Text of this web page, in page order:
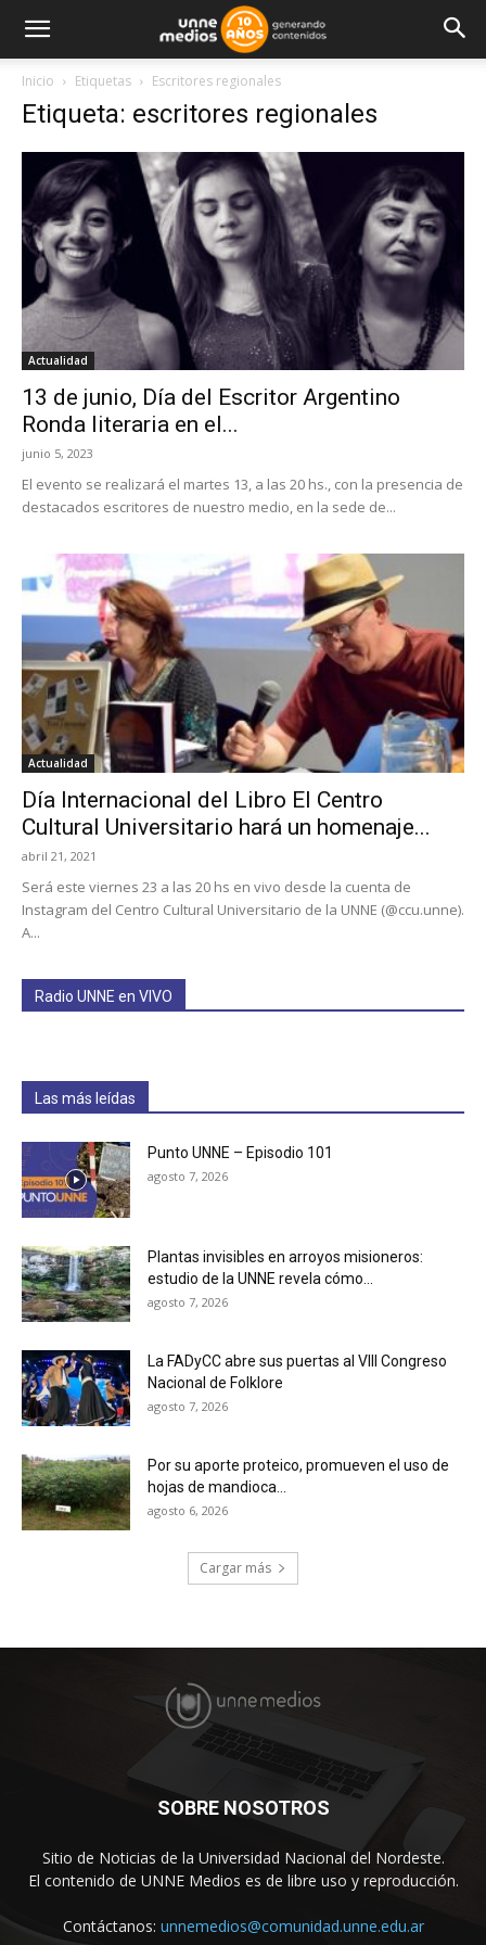
Inicio Etiquetas Escritores regionales
Etiqueta: escritores regionales
Actualidad
13 de junio, Día del Escritor Argentino
Ronda literaria en el...
junio 5, 2023
El evento se realizará el martes 13, a las 20 hs., con la presencia de
destacados escritores de nuestro medio, en la sede de...
Actualidad
Día Internacional del Libro El Centro
Cultural Universitario hará un homenaje...
abril 21, 2021
Será este viernes 23 a las 20 hs en vivo desde la cuenta de
Instagram del Centro Cultural Universitario de la UNNE (@ccu.unne).
A...
Radio UNNE en VIVO
Las más leídas
Punto UNNE – Episodio 101
agosto 7, 2026
Plantas invisibles en arroyos misioneros:
estudio de la UNNE revela cómo...
agosto 7, 2026
La FADyCC abre sus puertas al VIII Congreso
Nacional de Folklore
agosto 7, 2026
Por su aporte proteico, promueven el uso de
hojas de mandioca...
agosto 6, 2026
Cargar más
SOBRE NOSOTROS
Sitio de Noticias de la Universidad Nacional del Nordeste.
El contenido de UNNE Medios es de libre uso y reproducción.
Contáctanos: unnemedios@comunidad.unne.edu.ar